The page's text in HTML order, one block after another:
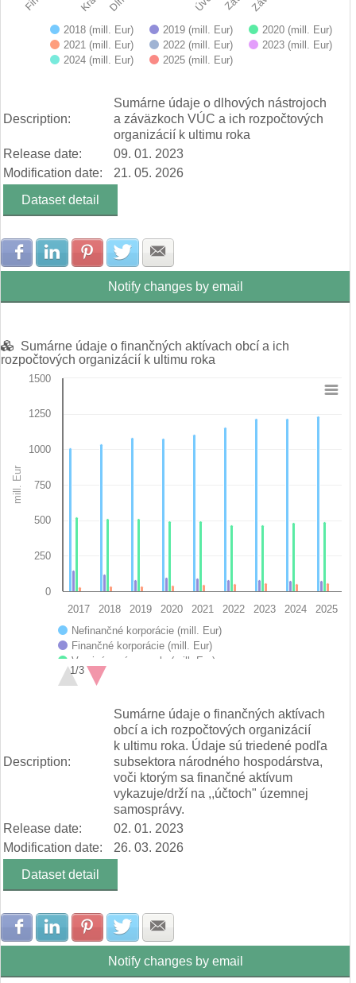
2018 (mill. Eur) 2019 (mill. Eur)
2020 (mill. Eur)
2021 (mill. Eur)
2022 (mill. Eur)
2023 (mill. Eur)
2024 (mill. Eur)
2025 (mill. Eur)
Description:
Sumárne údaje o dlhových nástrojoch
a záväzkoch VÚC a ich rozpočtových
organizácií k ultimu roka
Release date:
09. 01. 2023
Modification date:
21. 05. 2026
Dataset detail
Share with Facebook
Share with LinkedIn
Share with Pinterest
Share with Twitter
Notify changes by email
Sumárne údaje o finančných aktívach obcí a ich
rozpočtových organizácií k ultimu roka
View as data table, Chart
The chart has 1 X axis displaying categories.
The chart has 1 Y axis displaying mill. Eur. Data ranges from
mill. Eur
Nefinančné korporácie (mill. Eur)
Finančné korporácie (mill. Eur)
Verejná správa spolu (mill. Eur)
Domácnosti (mill. Eur)
Zahraničie (mill. Eur)
1/3
2017 2018 2019 2020 2021 2022 2023 2024 2025
0
250
500
750
1000
1250
1500
Description:
Sumárne údaje o finančných aktívach
obcí a ich rozpočtových organizácií
k ultimu roka. Údaje sú triedené podľa
subsektora národného hospodárstva,
voči ktorým sa finančné aktívum
vykazuje/drží na ,,účtoch" územnej
samosprávy.
Release date:
02. 01. 2023
Modification date:
26. 03. 2026
Dataset detail
Share with Facebook
Share with LinkedIn
Share with Pinterest
Share with Twitter
Notify changes by email